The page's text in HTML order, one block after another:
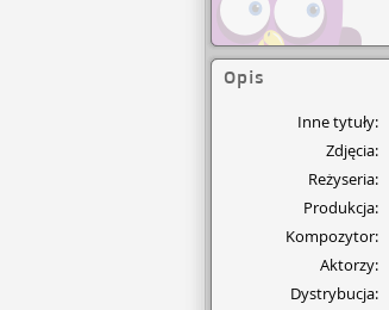
Opis
Inne tytuły:
Zdjęcia:
Reżyseria:
Produkcja:
Kompozytor:
Aktorzy:
Dystrybucja: